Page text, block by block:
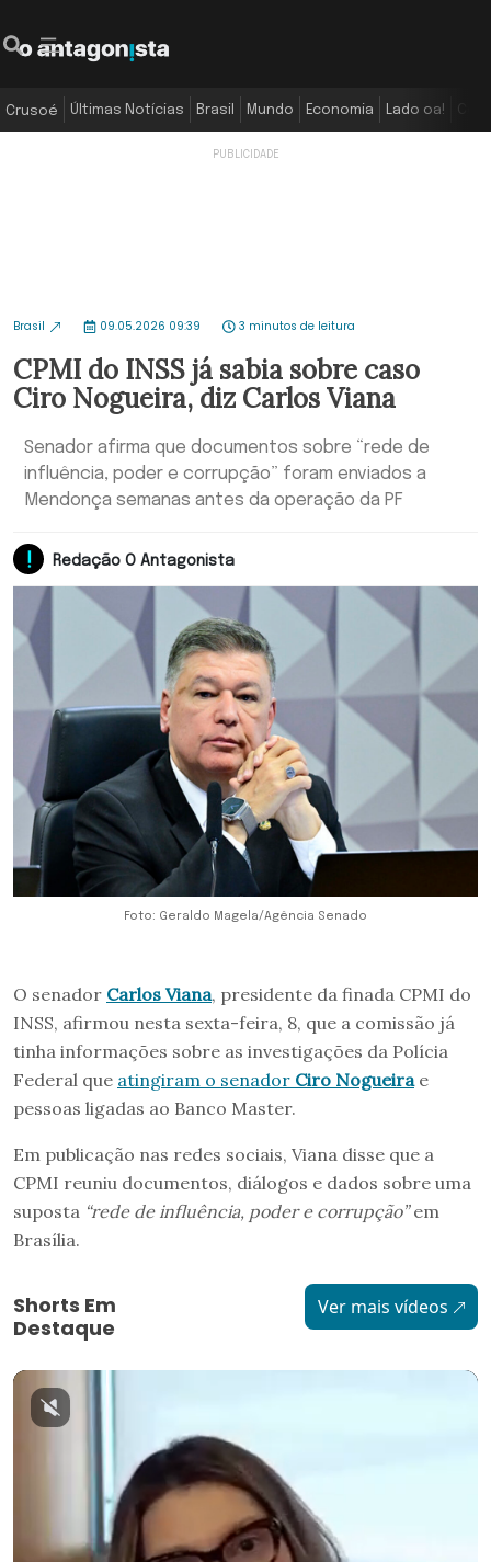
Crusoé Últimas Notícias Brasil Mundo Economia Lado oa!
Brasil 09.05.2026 09:39 3 minutos de leitura
CPMI do INSS já sabia sobre caso
Ciro Nogueira, diz Carlos Viana
Senador afirma que documentos sobre “rede de
influência, poder e corrupção” foram enviados a
Mendonça semanas antes da operação da PF
Redação O Antagonista
Foto: Geraldo Magela/Agência Senado
O senador Carlos Viana, presidente da finada CPMI do
INSS, afirmou nesta sexta-feira, 8, que a comissão já
tinha informações sobre as investigações da Polícia
Federal que atingiram o senador Ciro Nogueirae
pessoas ligadas ao Banco Master.
Em publicação nas redes sociais, Viana disse que a
CPMI reuniu documentos, diálogos e dados sobre uma
suposta “rede de influência, poder e corrupção”em
Brasília.
Shorts Em
Destaque
Ver mais vídeos